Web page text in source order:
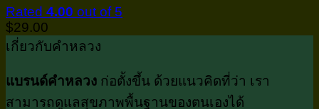
Rated 4.00 out of 5
$29.00
เกี่ยวกับคำหลวง
แบรนด์คำหลวง ก่อตั้งขึ้น ด้วยแนวคิดที่ว่า เรา
สามารถดูแลสุขภาพพื้นฐานของตนเองได้